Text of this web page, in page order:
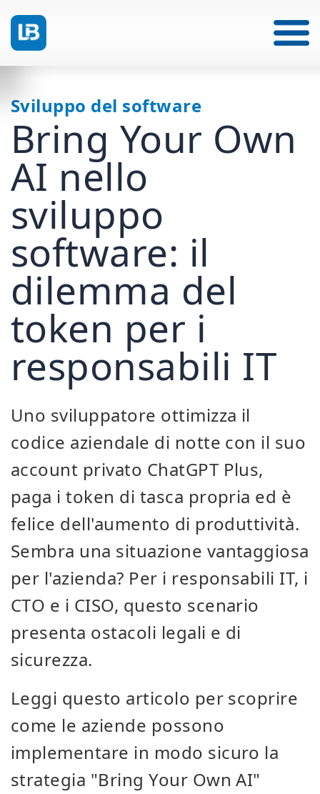
Sviluppo del software
Bring Your Own
AI nello
sviluppo
software: il
dilemma del
token per i
responsabili IT
Uno sviluppatore ottimizza il
codice aziendale di notte con il suo
account privato ChatGPT Plus,
paga i token di tasca propria ed è
felice dell'aumento di produttività.
Sembra una situazione vantaggiosa
per l'azienda? Per i responsabili IT, i
CTO e i CISO, questo scenario
presenta ostacoli legali e di
sicurezza.
Leggi questo articolo per scoprire
come le aziende possono
implementare in modo sicuro la
strategia "Bring Your Own AI"